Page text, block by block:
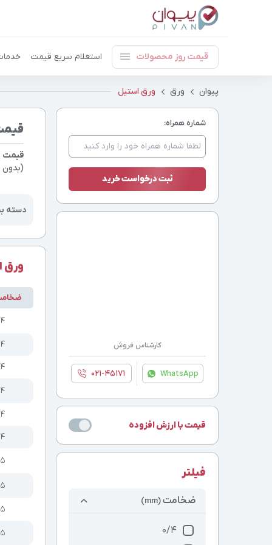
قیمت روز محصولات استعلام سریع قیمت
پیوان ورق ورق استیل
قیمت
(بدون
دسته
ورق
شماره همراه:
کارشناس فروش
WhatsApp ۰۲۱-۴۵۱۷۱
قیمت با ارزش افزوده
فیلتر
ضخامت(mm)
0/4